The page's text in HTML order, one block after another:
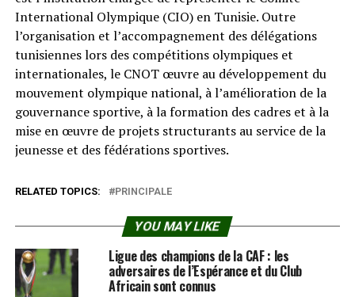
International Olympique (CIO) en Tunisie. Outre
l’organisation et l’accompagnement des délégations
tunisiennes lors des compétitions olympiques et
internationales, le CNOT œuvre au développement du
mouvement olympique national, à l’amélioration de la
gouvernance sportive, à la formation des cadres et à la
mise en œuvre de projets structurants au service de la
jeunesse et des fédérations sportives.
RELATED TOPICS: PRINCIPALE
YOU MAY LIKE
Ligue des champions de la CAF : les
adversaires de l’Espérance et du Club
Africain sont connus